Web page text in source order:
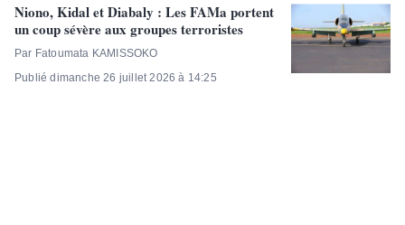
Niono, Kidal et Diabaly : Les FAMa portent
un coup sévère aux groupes terroristes
Par Fatoumata KAMISSOKO
Publié dimanche 26 juillet 2026 à 14:25